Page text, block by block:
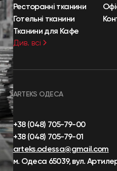
Ресторанні тканини
Готельні тканини
Тканини для Кафе
Див. всі
ARTEKS ОДЕСА
+38 (048) 705-79-00
+38 (048) 705-79-01
arteks.odessa@gmail.com
м. Одеса 65039, вул.